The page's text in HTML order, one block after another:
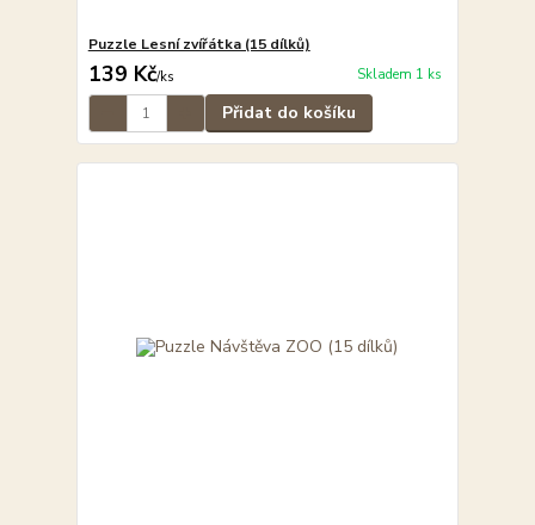
Puzzle Lesní zvířátka (15 dílků)
139 Kč/ks Skladem 1 ks
Přidat do košíku